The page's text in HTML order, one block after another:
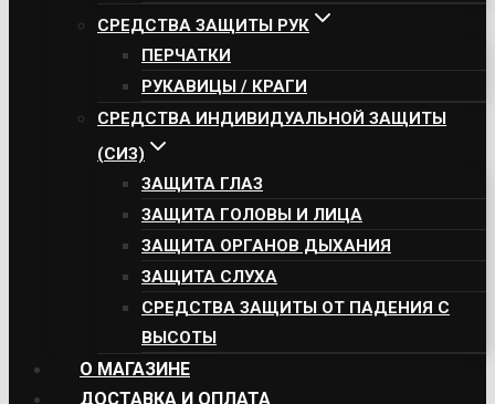
СРЕДСТВА ЗАЩИТЫ РУК
ПЕРЧАТКИ
РУКАВИЦЫ / КРАГИ
СРЕДСТВА ИНДИВИДУАЛЬНОЙ ЗАЩИТЫ
(СИЗ)
ЗАЩИТА ГЛАЗ
ЗАЩИТА ГОЛОВЫ И ЛИЦА
ЗАЩИТА ОРГАНОВ ДЫХАНИЯ
ЗАЩИТА СЛУХА
СРЕДСТВА ЗАЩИТЫ ОТ ПАДЕНИЯ С
ВЫСОТЫ
О МАГАЗИНЕ
ДОСТАВКА И ОПЛАТА